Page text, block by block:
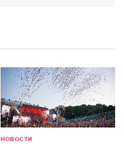
НОВОСТИ